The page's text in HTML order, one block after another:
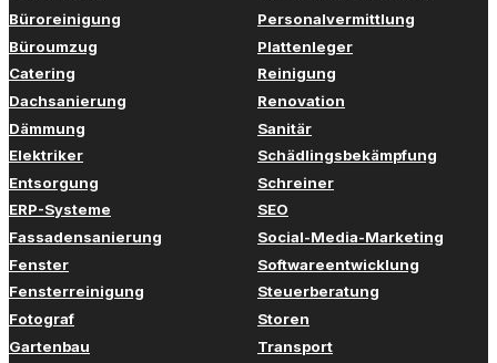
Büroreinigung
Büroumzug
Catering
Dachsanierung
Dämmung
Elektriker
Entsorgung
ERP-Systeme
Fassadensanierung
Fenster
Fensterreinigung
Fotograf
Gartenbau
Personalvermittlung
Plattenleger
Reinigung
Renovation
Sanitär
Schädlingsbekämpfung
Schreiner
SEO
Social-Media-Marketing
Softwareentwicklung
Steuerberatung
Storen
Transport